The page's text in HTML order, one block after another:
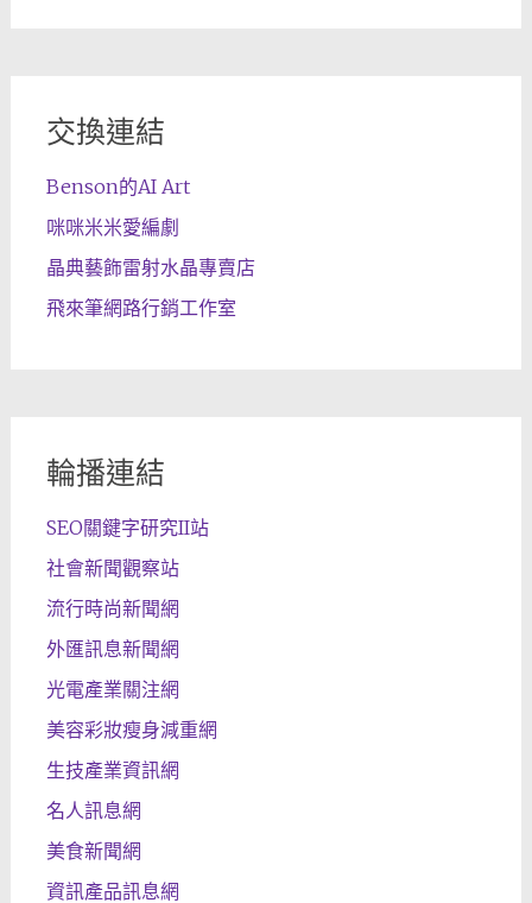
交換連結
Benson的AI Art
咪咪米米愛編劇
晶典藝飾雷射水晶專賣店
飛來筆網路行銷工作室
輪播連結
SEO關鍵字研究II站
社會新聞觀察站
流行時尚新聞網
外匯訊息新聞網
光電產業關注網
美容彩妝瘦身減重網
生技產業資訊網
名人訊息網
美食新聞網
資訊產品訊息網